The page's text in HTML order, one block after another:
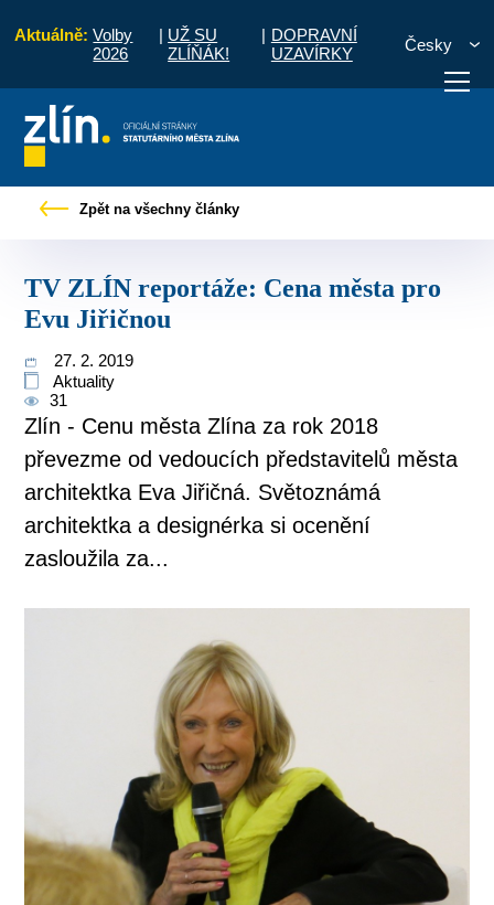
Aktuálně: Volby
2026
| UŽ SU
ZLÍŇÁK!
| DOPRAVNÍ
UZAVÍRKY
Česky
vyřídit Potřebuji zaplatit
Zpět na všechny články
TV ZLÍN reportáže: Cena města pro
Evu Jiřičnou
27. 2. 2019
Aktuality
31
Zlín - Cenu města Zlína za rok 2018
převezme od vedoucích představitelů města
architektka Eva Jiřičná. Světoznámá
architektka a designérka si ocenění
zasloužila za...